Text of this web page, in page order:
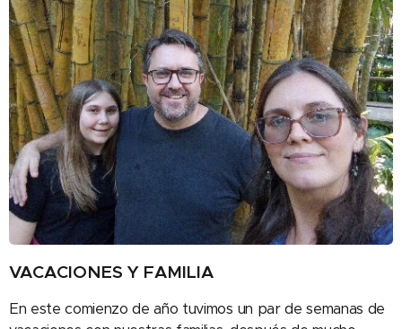
VACACIONES Y FAMILIA
En este comienzo de año tuvimos un par de semanas de